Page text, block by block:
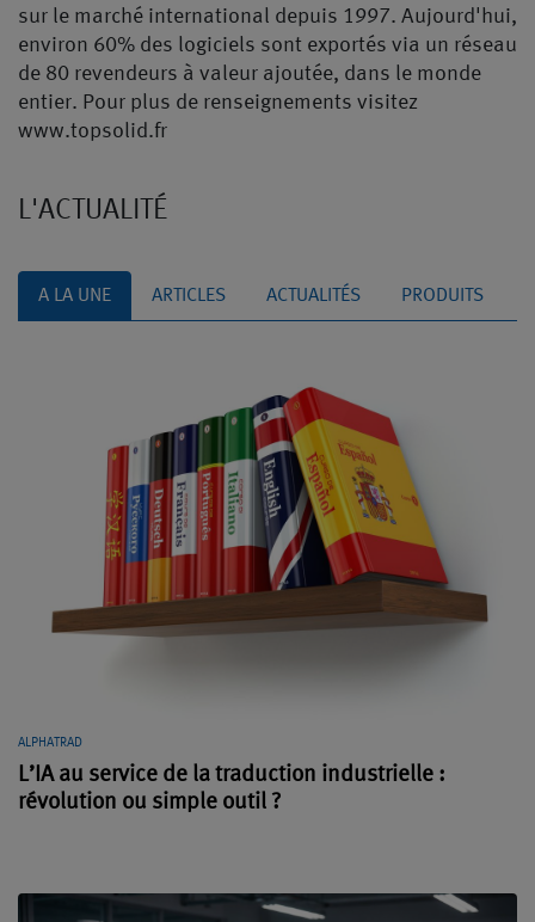
sur le marché international depuis 1997. Aujourd'hui,
environ 60% des logiciels sont exportés via un réseau
de 80 revendeurs à valeur ajoutée, dans le monde
entier. Pour plus de renseignements visitez
www.topsolid.fr
L'ACTUALITÉ
A LA UNE ARTICLES ACTUALITÉS PRODUITS
ALPHATRAD
L’IA au service de la traduction industrielle :
révolution ou simple outil ?